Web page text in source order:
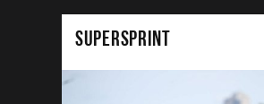
SUPERSPRINT